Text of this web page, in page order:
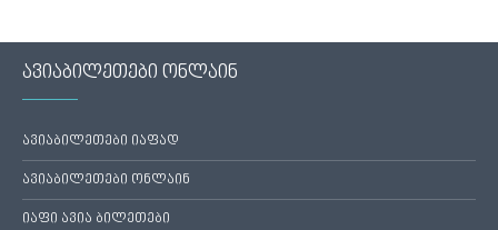
ავიაბილეთები ონლაინ
ავიაბილეთები იაფად
ავიაბილეთები ონლაინ
იაფი ავია ბილეთები